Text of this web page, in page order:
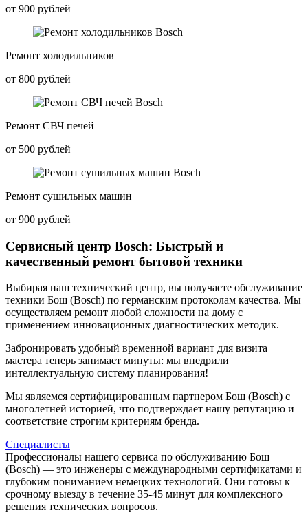
от 900 рублей
Ремонт холодильников
от 800 рублей
Ремонт СВЧ печей
от 500 рублей
Ремонт сушильных машин
от 900 рублей
Сервисный центр Bosch: Быстрый и
качественный ремонт бытовой техники
Выбирая наш технический центр, вы получаете обслуживание
техники Бош (Bosch) по германским протоколам качества. Мы
осуществляем ремонт любой сложности на дому с
применением инновационных диагностических методик.
Забронировать удобный временной вариант для визита
мастера теперь занимает минуты: мы внедрили
интеллектуальную систему планирования!
Мы являемся сертифицированным партнером Бош (Bosch) с
многолетней историей, что подтверждает нашу репутацию и
соответствие строгим критериям бренда.
Специалисты
Профессионалы нашего сервиса по обслуживанию Бош
(Bosch) — это инженеры с международными сертификатами и
глубоким пониманием немецких технологий. Они готовы к
срочному выезду в течение 35-45 минут для комплексного
решения технических вопросов.